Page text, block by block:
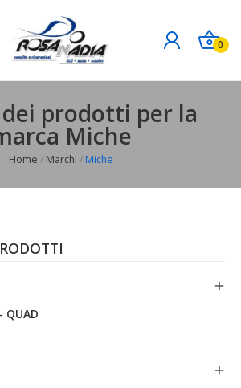
0
dei prodotti per la
Miche
Home Marchi Miche

QUAD
